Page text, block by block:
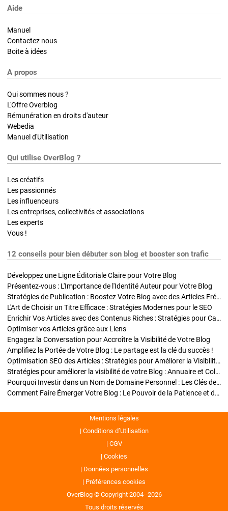
Aide
Manuel
Contactez nous
Boite à idées
A propos
Qui sommes nous ?
L'Offre Overblog
Rémunération en droits d'auteur
Webedia
Manuel d'Utilisation
Qui utilise OverBlog ?
Les créatifs
Les passionnés
Les influenceurs
Les entreprises, collectivités et associations
Les experts
Vous !
12 conseils pour bien débuter son blog et booster son trafic
Développez une Ligne Éditoriale Claire pour Votre Blog
Présentez-vous : L'Importance de l'Identité Auteur pour Votre Blog
Stratégies de Publication : Boostez Votre Blog avec des Articles Fréquents et Exclusifs
L'Art de Choisir un Titre Efficace : Stratégies Modernes pour le SEO
Enrichir Vos Articles avec des Contenus Riches : Stratégies pour Captiver et Optimiser
Optimiser vos Articles grâce aux Liens
Engagez la Conversation pour Accroître la Visibilité de Votre Blog
Amplifiez la Portée de Votre Blog : Le partage est la clé du succès !
Optimisation SEO des Articles : Stratégies pour Améliorer la Visibilité de Votre Blog
Stratégies pour améliorer la visibilité de votre Blog : Annuaire et Collaborations
Pourquoi Investir dans un Nom de Domaine Personnel : Les Clés de la Réussite de Votre Blog
Comment Faire Émerger Votre Blog : Le Pouvoir de la Patience et de la Persévérance
Mentions légales
Conditions d’Utilisation
CGV
Cookies
Données personnelles
Préférences cookies
OverBlog © Copyright 2004--2026
Tous droits réservés